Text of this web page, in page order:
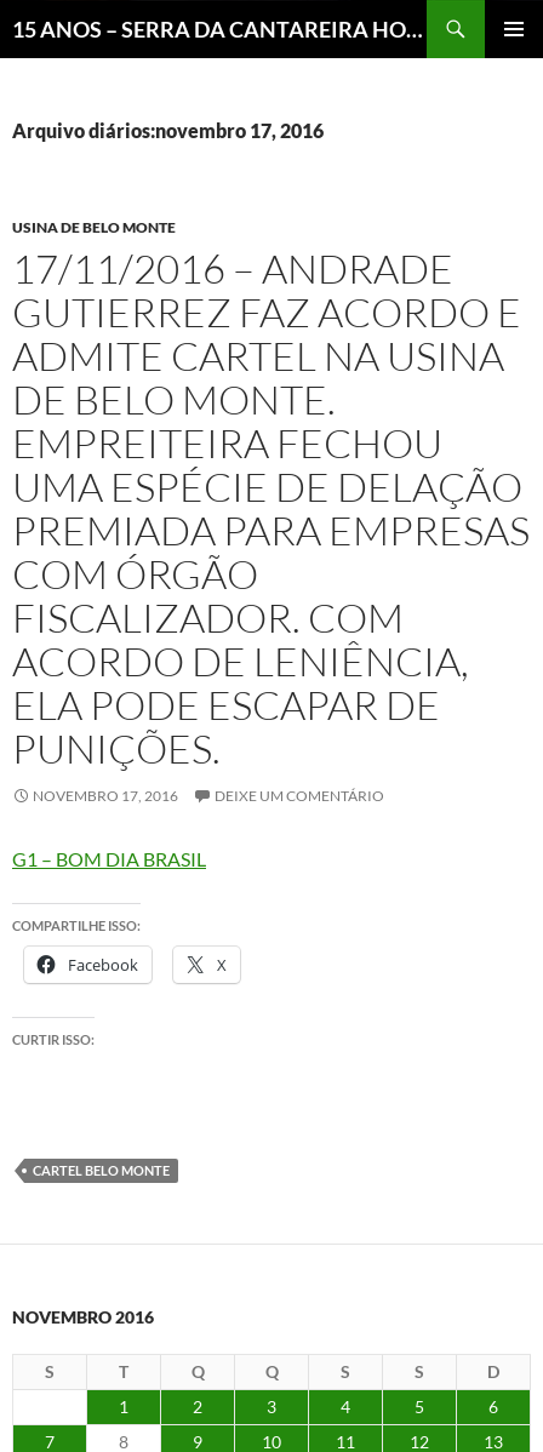
15 ANOS – SERRA DA CANTAREIRA HOJE E COTIDIANO DO BRASIL E DO MUNDO
Arquivo diários:novembro 17, 2016
USINA DE BELO MONTE
17/11/2016 – ANDRADE
GUTIERREZ FAZ ACORDO E
ADMITE CARTEL NA USINA
DE BELO MONTE.
EMPREITEIRA FECHOU
UMA ESPÉCIE DE DELAÇÃO
PREMIADA PARA EMPRESAS
COM ÓRGÃO
FISCALIZADOR. COM
ACORDO DE LENIÊNCIA,
ELA PODE ESCAPAR DE
PUNIÇÕES.
NOVEMBRO 17, 2016 DEIXE UM COMENTÁRIO
G1 – BOM DIA BRASIL
COMPARTILHE ISSO:
Facebook X
CURTIR ISSO:
CARTEL BELO MONTE
NOVEMBRO 2016
S T Q Q S S
D
1
2 3 4 5
6
7
8 9 10 11 12
13